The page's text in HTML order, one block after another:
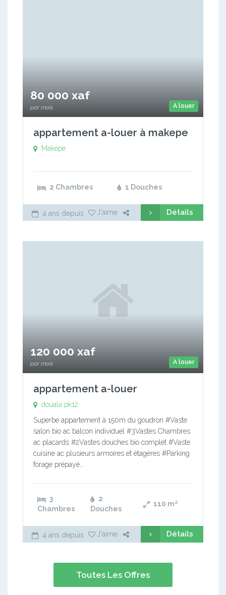
A louer
80 000 xaf
par mois
appartement a-louer à makepe
Makepe
2 Chambres 1 Douches
4 ans depuis J'aime Détails
A louer
120 000 xaf
par mois
appartement a-louer
douala pk12
Superbe appartement à 150m du goudron #Vaste
salon bio ac balcon individuel #3Vastes Chambres
ac placards #2Vastes douches bio complet #Vaste
cuisine ac plusieurs armoires et étagères #Parking
forage prépayé…
3
Chambres
2
Douches
110 m²
4 ans depuis J'aime Détails
Toutes Les Offres